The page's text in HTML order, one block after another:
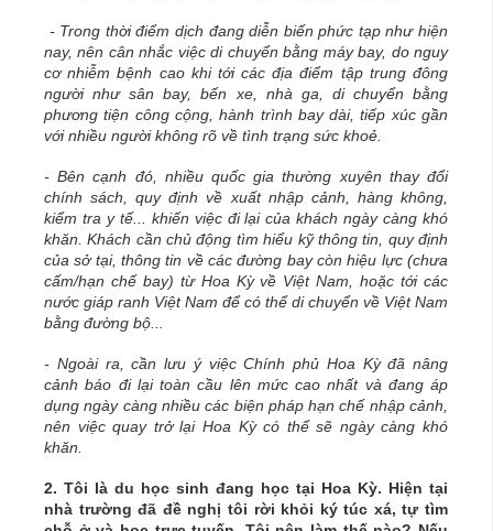
- Trong thời điểm dịch đang diễn biến phức tạp như hiện
nay, nên cân nhắc việc di chuyển bằng máy bay, do nguy
cơ nhiễm bệnh cao khi tới các địa điểm tập trung đông
người như sân bay, bến xe, nhà ga, di chuyển bằng
phương tiện công cộng, hành trình bay dài, tiếp xúc gần
với nhiều người không rõ về tình trạng sức khoẻ.
- Bên cạnh đó, nhiều quốc gia thường xuyên thay đổi
chính sách, quy định về xuất nhập cảnh, hàng không,
kiểm tra y tế... khiến việc đi lại của khách ngày càng khó
khăn. Khách cần chủ động tìm hiểu kỹ thông tin, quy định
của sở tại, thông tin về các đường bay còn hiệu lực (chưa
cấm/hạn chế bay) từ Hoa Kỳ về Việt Nam, hoặc tới các
nước giáp ranh Việt Nam để có thể di chuyển về Việt Nam
bằng đường bộ...
- Ngoài ra, cần lưu ý việc Chính phủ Hoa Kỳ đã nâng
cảnh báo đi lại toàn cầu lên mức cao nhất và đang áp
dụng ngày càng nhiều các biện pháp hạn chế nhập cảnh,
nên việc quay trở lại Hoa Kỳ có thể sẽ ngày càng khó
khăn.
2. Tôi là du học sinh đang học tại Hoa Kỳ. Hiện tại
nhà trường đã đề nghị tôi rời khỏi ký túc xá, tự tìm